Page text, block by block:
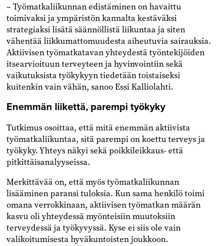
– Työmatkaliikunnan edistäminen on havaittu
toimivaksi ja ympäristön kannalta kestäväksi
strategiaksi lisätä säännöllistä liikuntaa ja siten
vähentää liikkumattomuudesta aiheutuvia sairauksia.
Aktiivisen työmatkatavan yhteydestä työntekijöiden
itsearvioituun terveyteen ja hyvinvointiin sekä
vaikutuksista työkykyyn tiedetään toistaiseksi
kuitenkin vain vähän, sanoo Essi Kalliolahti.
Enemmän liikettä, parempi työkyky
Tutkimus osoittaa, että mitä enemmän aktiivista
työmatkaliikuntaa, sitä parempi on koettu terveys ja
työkyky. Yhteys näkyi sekä poikkileikkaus- että
pitkittäisanalyyseissa.
Merkittävää on, että myös työmatkaliikunnan
lisääminen paransi tuloksia. Kun sama henkilö toimi
omana verrokkinaan, aktiivisen työmatkan määrän
kasvu oli yhteydessä myönteisiin muutoksiin
terveydessä ja työkyvyssä. Kyse ei siis ole vain
valikoitumisesta hyväkuntoisten joukkoon.